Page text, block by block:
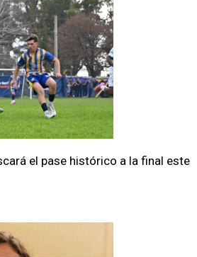
el pase histórico a la final este